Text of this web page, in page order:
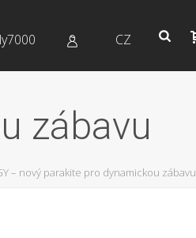
CZ
zábavu
– nový parakite pro dynamickou zábavu